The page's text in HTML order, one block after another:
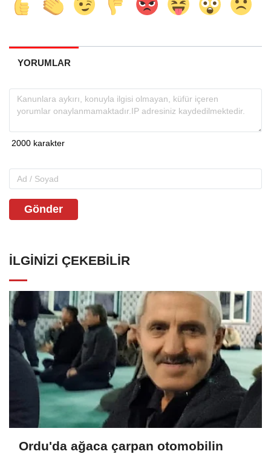
YORUMLAR
Gönder
İLGINIZI ÇEKEBILIR
Ordu'da ağaca çarpan otomobilin